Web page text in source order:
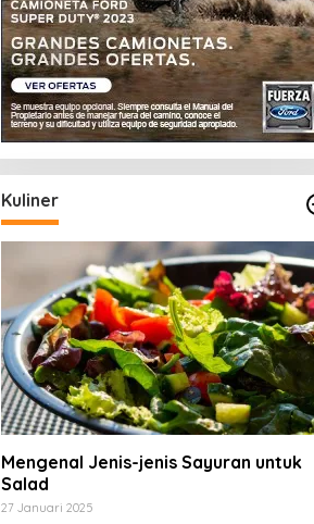
Kuliner
Mengenal Jenis-jenis Sayuran untuk
Salad
27 Januari 2025